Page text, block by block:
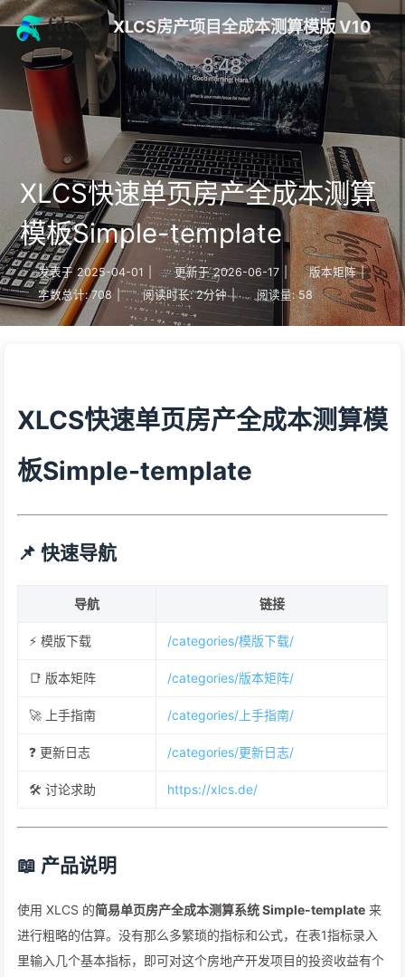
XLCS房产项目全成本测算模版 V10
XLCS快速单页房产全成本测算
模板Simple-template
发表于 2025-04-01 更新于 2026-06-17 版本矩阵 |
字数总计: 708 | 阅读时长: 2分钟 | 阅读量: 58
XLCS快速单页房产全成本测算模
板Simple-template
📌 快速导航
导航 链接
⚡️ 模版下载 /categories/模版下载/
📑 版本矩阵 /categories/版本矩阵/
🚀 上手指南 /categories/上手指南/
❓ 更新日志 /categories/更新日志/
🛠 讨论求助 https://xlcs.de/
📖 产品说明
使用 XLCS 的简易单页房产全成本测算系统 Simple-template 来
进行粗略的估算。没有那么多繁琐的指标和公式，在表1指标录入
里输入几个基本指标，即可对这个房地产开发项目的投资收益有个